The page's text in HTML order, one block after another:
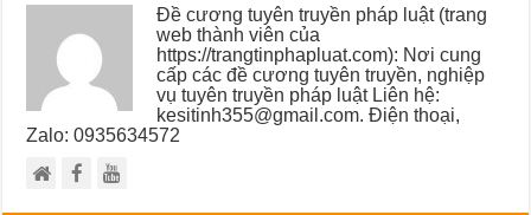
Đề cương tuyên truyền pháp luật (trang
web thành viên của
https://trangtinphapluat.com): Nơi cung
cấp các đề cương tuyên truyền, nghiệp
vụ tuyên truyền pháp luật Liên hệ:
kesitinh355@gmail.com. Điện thoại,
Zalo: 0935634572